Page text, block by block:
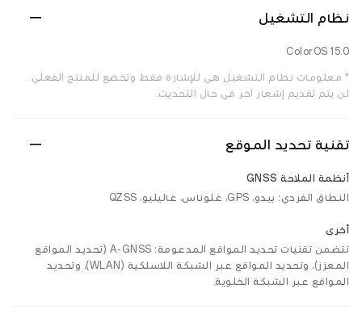
نظام التشغيل
ColorOS 15.0
* معلومات نظام التشغيل هي للإشارة فقط، وتخضع للمنتج الفعلي.
لن يتم تقديم إشعار آخر في حال التحديث.
تقنية تحديد الموقع
أنظمة الملاحة GNSS
النطاق الفردي: بيدو، GPS، غلوناس، غاليليو، QZSS
أخرى
تتضمن تقنيات تحديد المواقع المدعومة: A-GNSS (تحديد المواقع
المعزز)، وتحديد المواقع عبر الشبكة اللاسلكية (WLAN)، وتحديد
المواقع عبر الشبكة الخلوية.